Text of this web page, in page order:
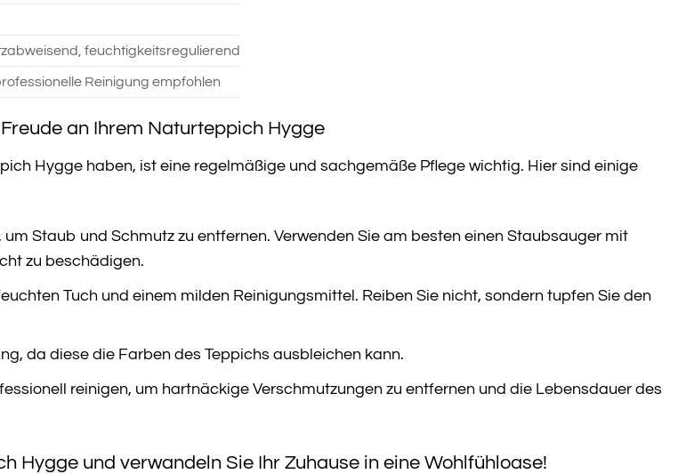
feuchtigkeitsregulierend
Reinigung empfohlen
an Ihrem Naturteppich Hygge
Hygge haben, ist eine regelmäßige und sachgemäße Pflege wichtig. Hier sind einige
Staub und Schmutz zu entfernen. Verwenden Sie am besten einen Staubsauger mit
zu beschädigen.
Tuch und einem milden Reinigungsmittel. Reiben Sie nicht, sondern tupfen Sie den
da diese die Farben des Teppichs ausbleichen kann.
reinigen, um hartnäckige Verschmutzungen zu entfernen und die Lebensdauer des
Hygge und verwandeln Sie Ihr Zuhause in eine Wohlfühloase!